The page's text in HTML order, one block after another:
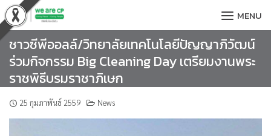
Skip
to
content
MENU
ชาวซีพีออลล์/วิทยาลัยเทคโนโลยีปัญญาภิวัฒน์
ร่วมกิจกรรม Big Cleaning Day เตรียมงานพระ
ราชพิธีบรมราชาภิเษก
25 กุมภาพันธ์ 2559 News